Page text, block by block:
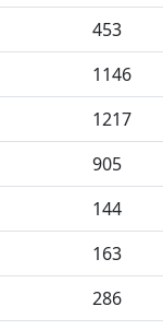
453
1146
1217
905
144
163
286